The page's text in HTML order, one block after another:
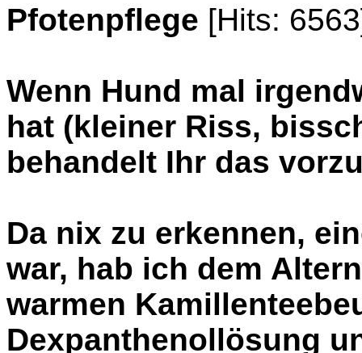
Pfotenpflege [Hits:
Wenn Hund mal
hat (kleiner Riss,
behandelt Ihr das
Da nix zu erkennen,
war, hab ich dem
warmen
Dexpanthenollösung